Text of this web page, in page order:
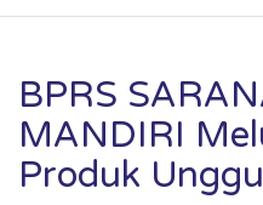
BPRS
MANDIRI
Produk